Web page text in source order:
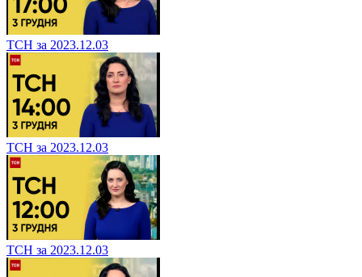
ТСН за 2023.12.03
ТСН за 2023.12.03
ТСН за 2023.12.03